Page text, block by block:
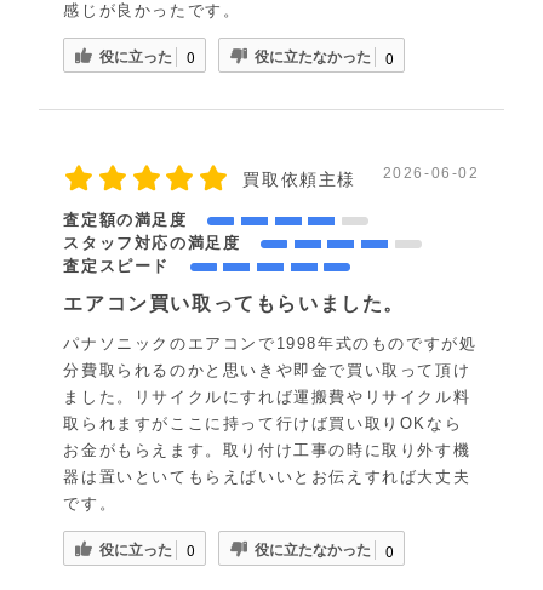
感じが良かったです。
役に立った 0 役に立たなかった 0
買取依頼主様 2026-06-02
査定額の満足度
スタッフ対応の満足度
査定スピード
エアコン買い取ってもらいました。
パナソニックのエアコンで1998年式のものですが処
分費取られるのかと思いきや即金で買い取って頂け
ました。リサイクルにすれば運搬費やリサイクル料
取られますがここに持って行けば買い取りOKなら
お金がもらえます。取り付け工事の時に取り外す機
器は置いといてもらえばいいとお伝えすれば大丈夫
です。
役に立った 0 役に立たなかった 0